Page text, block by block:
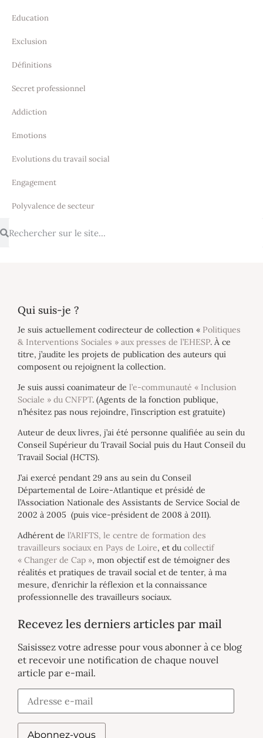
Education
Exclusion
Définitions
Secret professionnel
Addiction
Emotions
Evolutions du travail social
Engagement
Polyvalence de secteur
Qui suis-je ?
Je suis actuellement codirecteur de collection « Politiques
& Interventions Sociales » aux presses de l’EHESP. À ce
titre, j’audite les projets de publication des auteurs qui
composent ou rejoignent la collection.
Je suis aussi coanimateur de l’e-communauté « Inclusion
Sociale » du CNFPT. (Agents de la fonction publique,
n’hésitez pas nous rejoindre, l’inscription est gratuite)
Auteur de deux livres, j’ai été personne qualifiée au sein du
Conseil Supérieur du Travail Social puis du Haut Conseil du
Travail Social (HCTS).
J’ai exercé pendant 29 ans au sein du Conseil
Départemental de Loire-Atlantique et présidé de
l’Association Nationale des Assistants de Service Social de
2002 à 2005 (puis vice-président de 2008 à 2011).
Adhérent de l’ARIFTS, le centre de formation des
travailleurs sociaux en Pays de Loire, et du collectif
« Changer de Cap », mon objectif est de témoigner des
réalités et pratiques de travail social et de tenter, à ma
mesure, d’enrichir la réflexion et la connaissance
professionnelle des travailleurs sociaux.
Recevez les derniers articles par mail
Saisissez votre adresse pour vous abonner à ce blog
et recevoir une notification de chaque nouvel
article par e-mail.
Abonnez-vous